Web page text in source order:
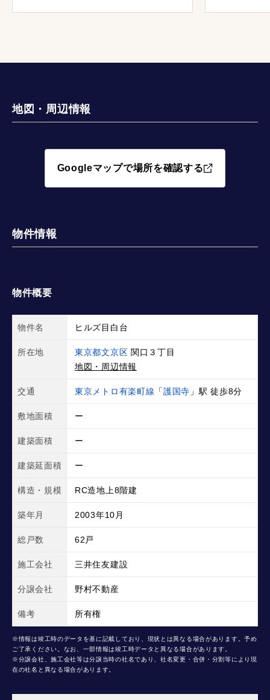
地図・周辺情報
Googleマップで場所を確認する
物件情報
物件概要
物件名 ヒルズ目白台
所在地 東京都文京区 関口３丁目
地図・周辺情報
交通 東京メトロ有楽町線 「護国寺 」駅 徒歩8分
敷地面積 ー
建築面積 ー
建築延面積 ー
構造・規模 RC造地上8階建
築年月 2003年10月
総戸数 62戸
施工会社 三井住友建設
分譲会社 野村不動産
備考 所有権
※情報は竣工時のデータを基に記載しており、現状とは異なる場合があります。予め
ご了承ください。なお、一部情報は竣工時データと異なる場合があります。
※分譲会社、施工会社等は分譲当時の社名であり、社名変更・合併・分割等により現
在の社名と異なる場合があります。